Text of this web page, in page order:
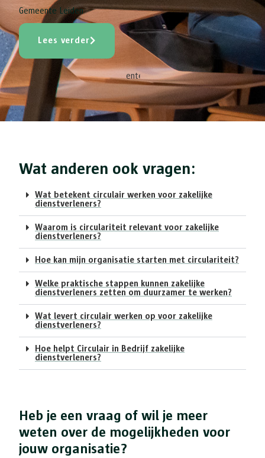
Gemeente Leiden
Lees verder
Wat anderen ook vragen:
Wat betekent circulair werken voor zakelijke
dienstverleners?
Waarom is circulariteit relevant voor zakelijke
dienstverleners?
Hoe kan mijn organisatie starten met circulariteit?
Welke praktische stappen kunnen zakelijke
dienstverleners zetten om duurzamer te werken?
Wat levert circulair werken op voor zakelijke
dienstverleners?
Hoe helpt Circulair in Bedrijf zakelijke
dienstverleners?
Heb je een vraag of wil je meer
weten over de mogelijkheden voor
jouw organisatie?